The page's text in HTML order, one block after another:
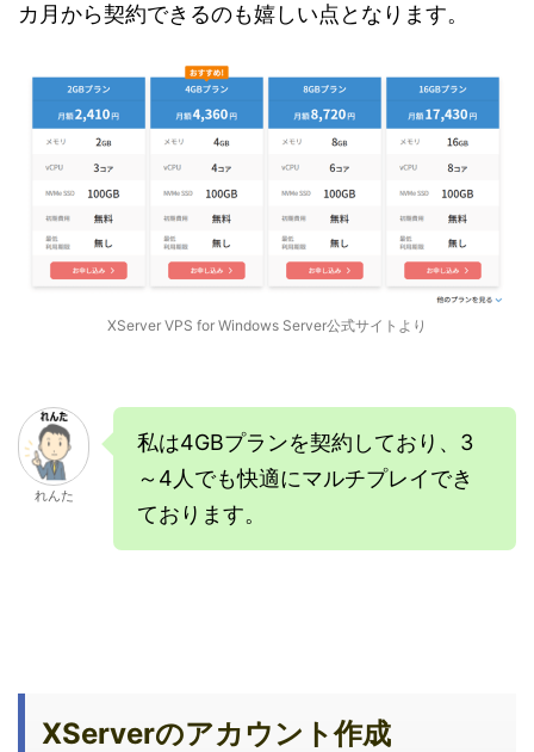
カ月から契約できるのも嬉しい点となります。
XServer VPS for Windows Server公式サイトより
れんた
私は4GBプランを契約しており、3
～4人でも快適にマルチプレイでき
ております。
XServerのアカウント作成